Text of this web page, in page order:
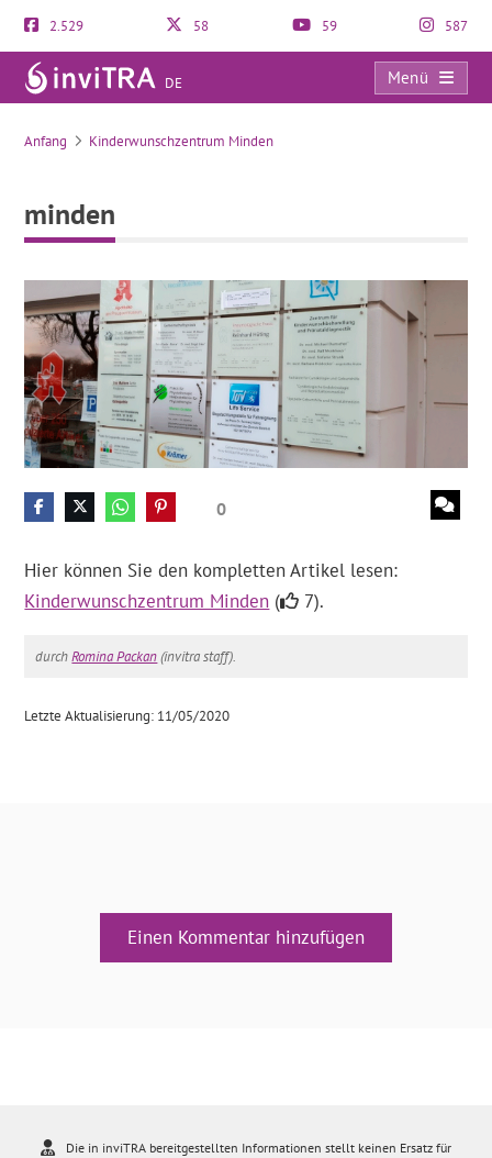
2.529 58 59 587
DE
Menü
minden
Anfang Kinderwunschzentrum Minden
minden
0
Hier können Sie den kompletten Artikel lesen:
Kinderwunschzentrum Minden ( 7).
durchRomina Packan(invitra staff).
Letzte Aktualisierung: 11/05/2020
Einen Kommentar hinzufügen
Die in inviTRA bereitgestellten Informationen stellt keinen Ersatz für